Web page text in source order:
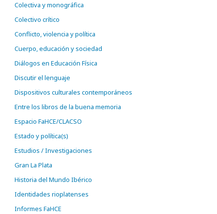
Colectiva y monográfica
Colectivo crítico
Conflicto, violencia y política
Cuerpo, educación y sociedad
Diálogos en Educación Física
Discutir el lenguaje
Dispositivos culturales contemporáneos
Entre los libros de la buena memoria
Espacio FaHCE/CLACSO
Estado y política(s)
Estudios / Investigaciones
Gran La Plata
Historia del Mundo Ibérico
Identidades rioplatenses
Informes FaHCE